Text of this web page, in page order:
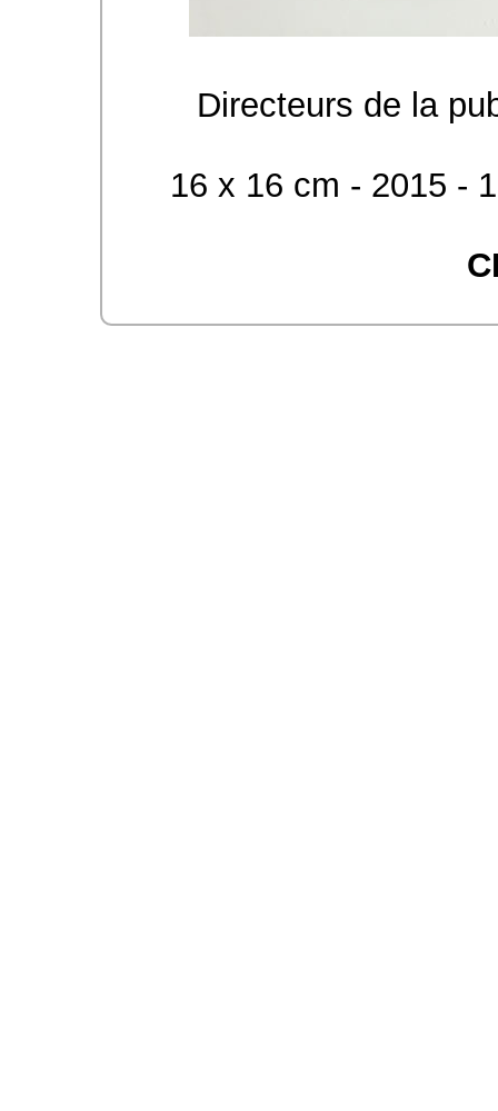
Directeurs de la
16 x 16 cm - 2015 -